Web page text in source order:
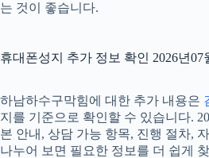
는 것이 좋습니다.
휴대폰성지 추가 정보 확인 2026년07
하남하수구막힘에 대한 추가 내용은
지를 기준으로 확인할 수 있습니다.
본 안내, 상담 가능 항목, 진행 절차,
나누어 보면 필요한 정보를 더 쉽게